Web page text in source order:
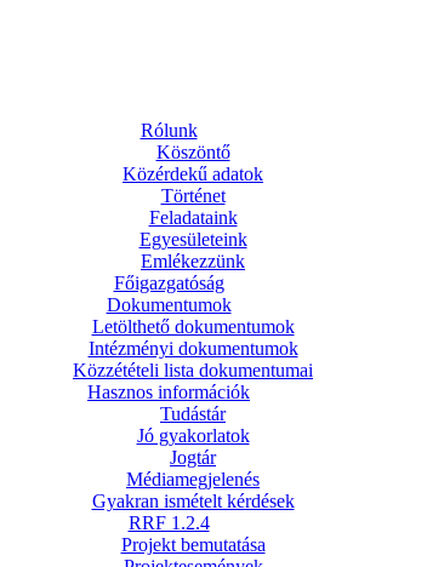
Rólunk
Köszöntő
Közérdekű adatok
Történet
Feladataink
Egyesületeink
Emlékezzünk
Főigazgatóság
Dokumentumok
Letölthető dokumentumok
Intézményi dokumentumok
Közzétételi lista dokumentumai
Hasznos információk
Tudástár
Jó gyakorlatok
Jogtár
Médiamegjelenés
Gyakran ismételt kérdések
RRF 1.2.4
Projekt bemutatása